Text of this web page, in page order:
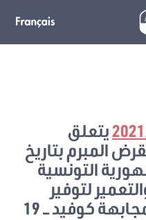
يتعلق
المبرم بتاريخ
الجمهورية التونسية
لتوفير
كوفيد – 19